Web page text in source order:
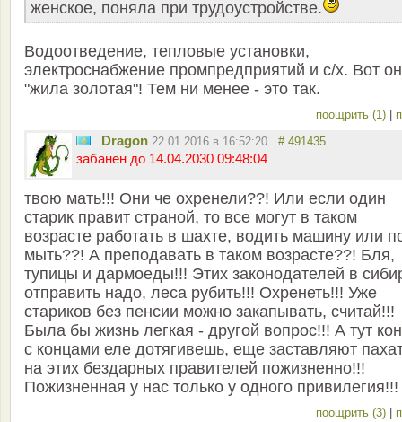
женское, поняла при трудоустройстве.
Водоотведение, тепловые установки,
электроснабжение промпредприятий и с/х. Вот
"жила золотая"! Тем ни менее - это так.
поощрить (1)
Dragon 22.01.2016 в 16:52:20 # 491435
забанен до 14.04.2030 09:48:04
твою мать!!! Они че охренели??! Или если один
старик правит страной, то все могут в таком
возрасте работать в шахте, водить машину или
мыть??! А преподавать в таком возрасте??! Бля,
тупицы и дармоеды!!! Этих законодателей в
отправить надо, леса рубить!!! Охренеть!!! Уже
стариков без пенсии можно закапывать, считай!!!
Была бы жизнь легкая - другой вопрос!!! А тут
с концами еле дотягивешь, еще заставляют
на этих бездарных правителей пожизненно!!!
Пожизненная у нас только у одного привилегия!!!
поощрить (3)